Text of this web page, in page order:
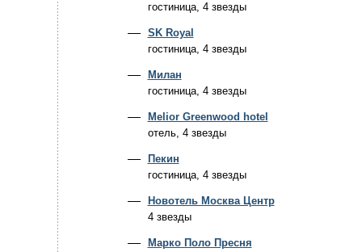
гостиница, 4 звезды
SK Royal
гостиница, 4 звезды
Милан
гостиница, 4 звезды
Melior Greenwood hotel
отель, 4 звезды
Пекин
гостиница, 4 звезды
Новотель Москва Центр
4 звезды
Марко Поло Пресня